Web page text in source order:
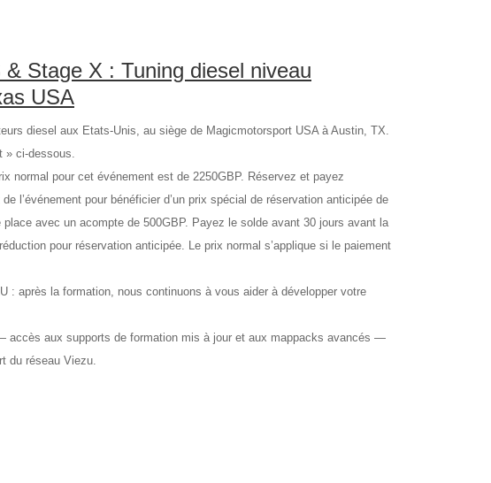
Stage X : Tuning diesel niveau
USA
diesel aux Etats-Unis, au siège de Magicmotorsport USA à Austin, TX.
» ci-dessous.
normal pour cet événement est de 2250GBP. Réservez et payez
l’événement pour bénéficier d’un prix spécial de réservation anticipée de
avec un acompte de 500GBP. Payez le solde avant 30 jours avant la
pour réservation anticipée. Le prix normal s’applique si le paiement
: après la formation, nous continuons à vous aider à développer votre
accès aux supports de formation mis à jour et aux mappacks avancés —
du réseau Viezu.